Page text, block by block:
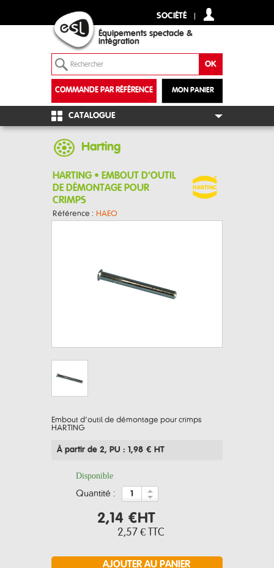
SOCIÉTÉ
Équipements spectacle &
intégration
MON PANIER
COMMANDE PAR RÉFÉRENCE
+
CATALOGUE
Harting
HARTING • EMBOUT D’OUTIL
DE DÉMONTAGE POUR
CRIMPS
Référence : HAEO
Embout d’outil de démontage pour crimps
HARTING
À partir de 2, PU : 1,98 € HT
Disponible
quantité :
2,14 €HT
2,57 € TTC